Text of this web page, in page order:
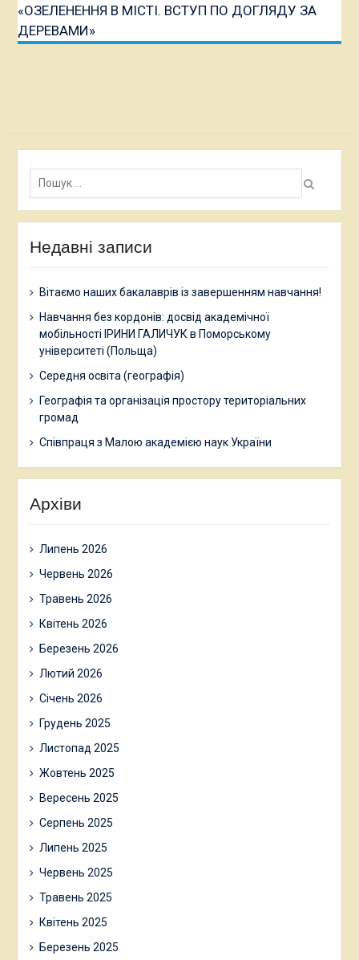
«ОЗЕЛЕНЕННЯ В МІСТІ. ВСТУП ПО ДОГЛЯДУ ЗА
ДЕРЕВАМИ»
Пошук:
Недавні записи
Вітаємо наших бакалаврів із завершенням навчання!
Навчання без кордонів: досвід академічної
мобільності ІРИНИ ГАЛИЧУК в Поморському
університеті (Польща)
Середня освіта (географія)
Географія та організація простору територіальних
громад
Співпраця з Малою академією наук України
Архіви
Липень 2026
Червень 2026
Травень 2026
Квітень 2026
Березень 2026
Лютий 2026
Січень 2026
Грудень 2025
Листопад 2025
Жовтень 2025
Вересень 2025
Серпень 2025
Липень 2025
Червень 2025
Травень 2025
Квітень 2025
Березень 2025